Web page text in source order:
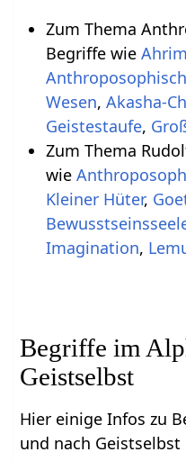
Zum Thema
Begriffe wie
Anthroposophisch
Wesen, Akasha-
Geistestaufe,
Zum Thema
wie
Kleiner Hüter,
Imagination,
Begriffe im
Geistselbst
Hier einige Infos zu
und nach Geistselbst